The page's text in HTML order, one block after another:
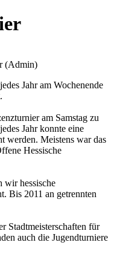
(Admin)
Jahr am Wochenende
am Samstag zu
Jahr konnte eine
werden. Meistens war das
Hessische
wir hessische
Bis 2011 an getrennten
Stadtmeisterschaften für
auch die Jugendturniere